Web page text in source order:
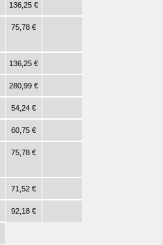
136,25 €
75,78 €
136,25 €
280,99 €
54,24 €
60,75 €
75,78 €
71,52 €
92,18 €